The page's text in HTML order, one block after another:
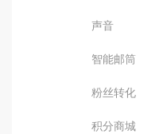
声音
智能邮筒
粉丝转化
积分商城